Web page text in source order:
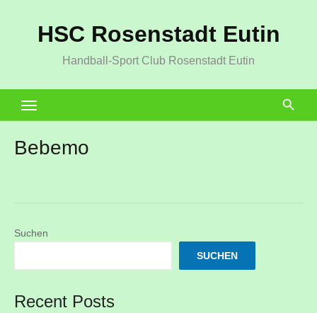
HSC Rosenstadt Eutin
Handball-Sport Club Rosenstadt Eutin
Bebemo
Suchen
SUCHEN
Recent Posts